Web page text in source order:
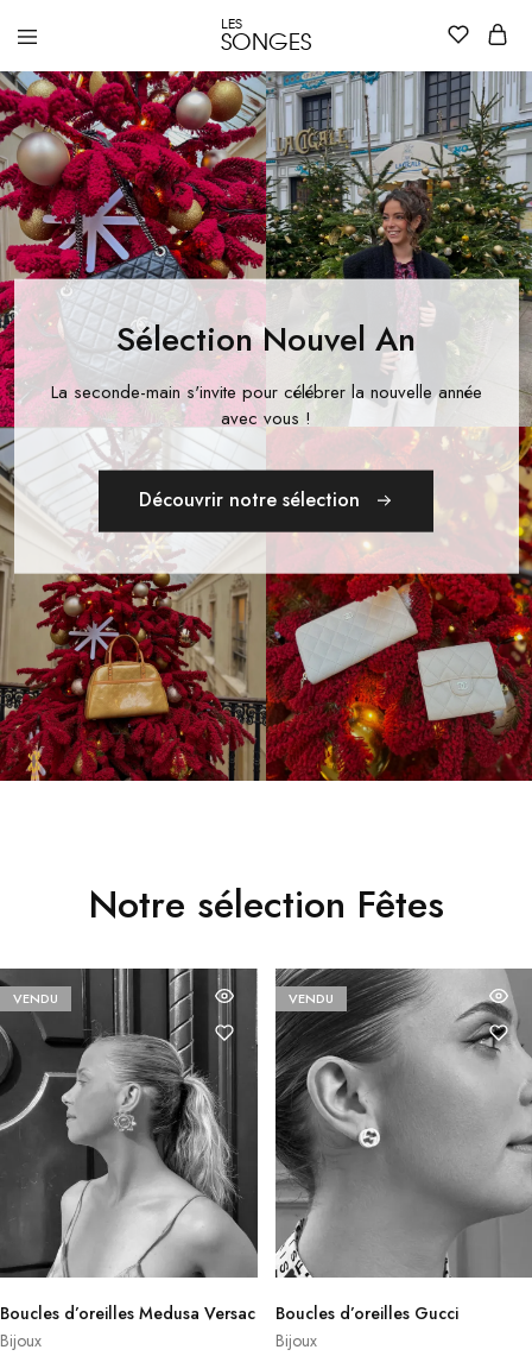
SONGES
LES
vente
de
vêtements
et
accessoires
de
luxe
pour
femme
à
Nantes
–
Les
Songes
vente
de
vêtements
et
accessoires
de
luxe
pour
femme
à
Nantes
Sélection Nouvel An
La seconde-main s'invite pour célébrer la nouvelle année
avec vous !
Découvrir notre sélection
Notre sélection Fêtes
VENDU
Bijoux
Boucles d’oreilles Medusa Versac
e
VENDU
Bijoux
Boucles d’oreilles Gucci